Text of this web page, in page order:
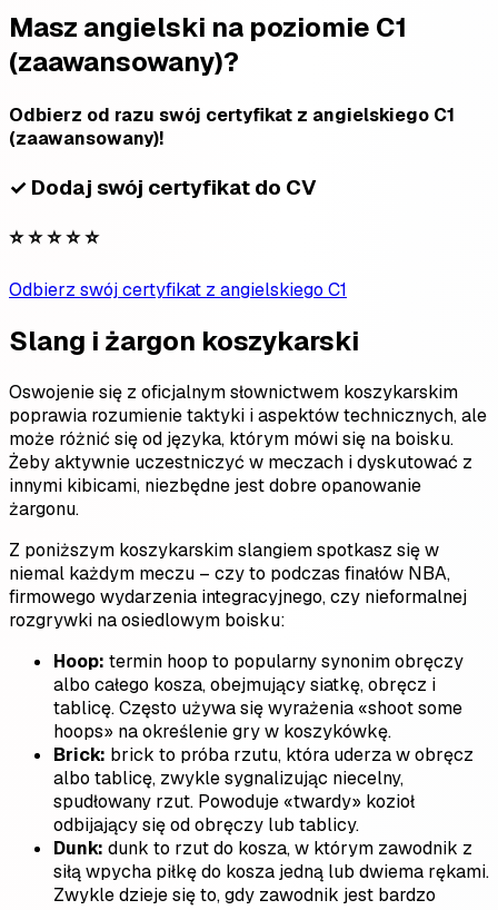
Masz angielski na poziomie C1
(zaawansowany)?
Odbierz od razu swój certyfikat z angielskiego C1
(zaawansowany)!
✓ Dodaj swój certyfikat do CV
⭐ ⭐ ⭐ ⭐ ⭐
Odbierz swój certyfikat z angielskiego C1
Slang i żargon koszykarski
Oswojenie się z oficjalnym słownictwem koszykarskim
poprawia rozumienie taktyki i aspektów technicznych, ale
może różnić się od języka, którym mówi się na boisku.
Żeby aktywnie uczestniczyć w meczach i dyskutować z
innymi kibicami, niezbędne jest dobre opanowanie
żargonu.
Z poniższym koszykarskim slangiem spotkasz się w
niemal każdym meczu – czy to podczas finałów NBA,
firmowego wydarzenia integracyjnego, czy nieformalnej
rozgrywki na osiedlowym boisku:
Hoop: termin hoop to popularny synonim obręczy
albo całego kosza, obejmujący siatkę, obręcz i
tablicę. Często używa się wyrażenia «shoot some
hoops» na określenie gry w koszykówkę.
Brick: brick to próba rzutu, która uderza w obręcz
albo tablicę, zwykle sygnalizując niecelny,
spudłowany rzut. Powoduje «twardy» kozioł
odbijający się od obręczy lub tablicy.
Dunk: dunk to rzut do kosza, w którym zawodnik z
siłą wpycha piłkę do kosza jedną lub dwiema rękami.
Zwykle dzieje się to, gdy zawodnik jest bardzo